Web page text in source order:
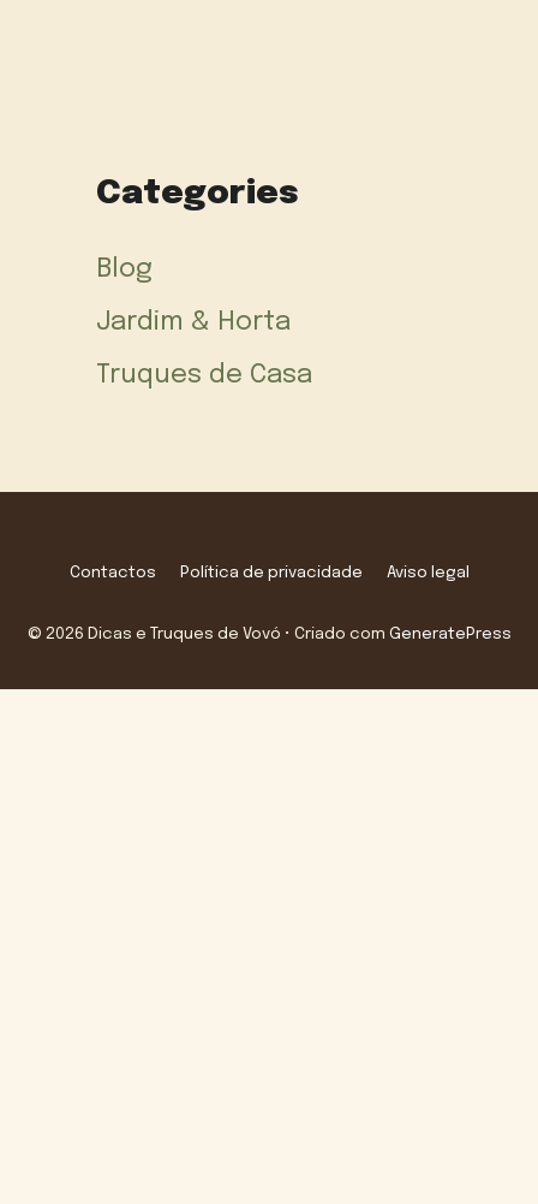
Categories
Blog
Jardim & Horta
Truques de Casa
Contactos Política de privacidade Aviso legal
© 2026 Dicas e Truques de Vovó • Criado com GeneratePress